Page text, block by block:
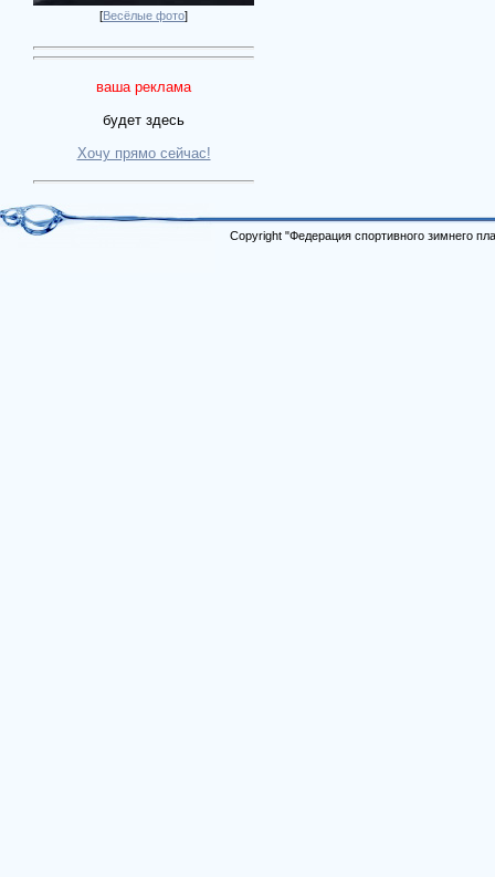
[Весёлые фото]
ваша реклама
будет здесь
Хочу прямо сейчас!
Copyright "Федерация спортивного зимнего